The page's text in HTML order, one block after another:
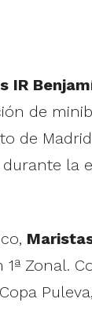
IR
de
de
durante la
Zonal.